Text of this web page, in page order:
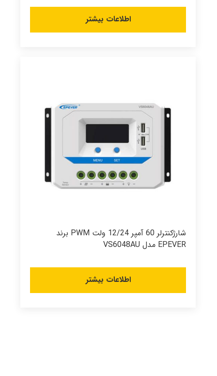
اطلاعات بیشتر
شارژکنترلر 60 آمپر 12/24 ولت PWM برند
EPEVER مدل VS6048AU
اطلاعات بیشتر